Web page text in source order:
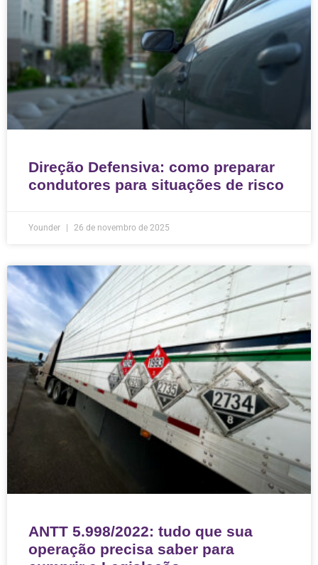
Direção Defensiva: como preparar
condutores para situações de risco
Younder 26 de novembro de 2025
ANTT 5.998/2022: tudo que sua
operação precisa saber para